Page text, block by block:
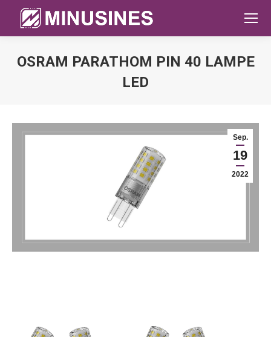
OSRAM PARATHOM PIN 40 LAMPE
LED
Sep.
19
2022